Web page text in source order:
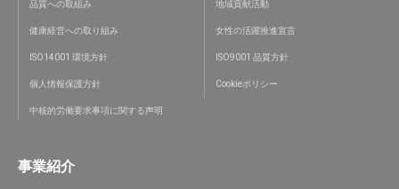
品質への取組み 地域貢献活動
健康経営への取り組み 女性の活躍推進宣言
ISO14001 環境方針 ISO9001 品質方針
個人情報保護方針 Cookieポリシー
中核的労働要求事項に関する声明
事業紹介